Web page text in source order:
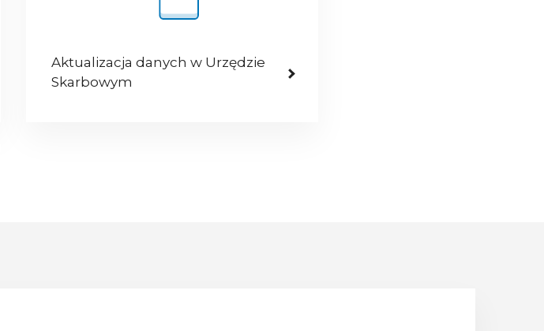
Aktualizacja danych w Urzędzie
Skarbowym